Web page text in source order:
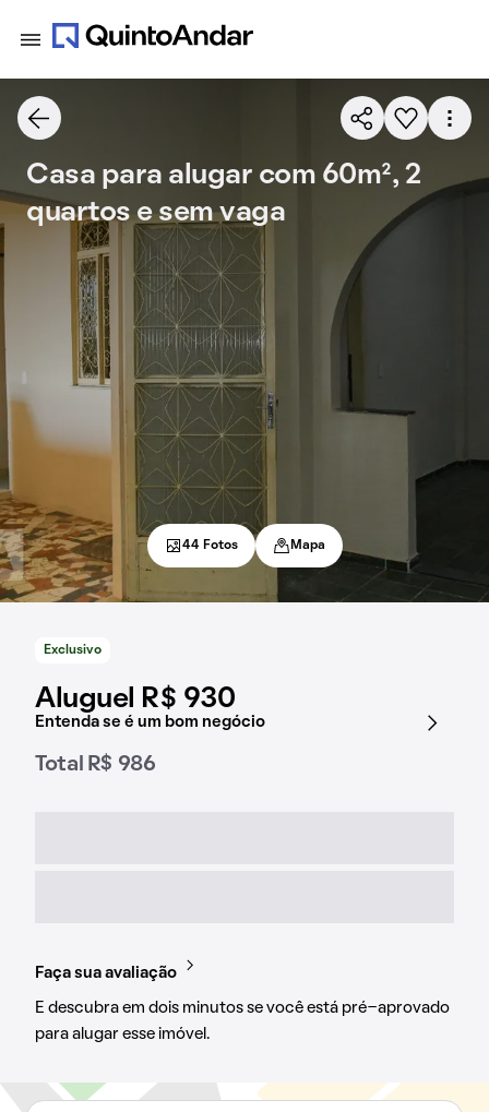
Exclusivo
Aluguel R$ 930
Entenda se é um bom negócio
Total R$ 986
Faça sua avaliação
E descubra em dois minutos se você está pré-aprovado
para alugar esse imóvel.
Casa para alugar com 60m², 2
quartos e sem vaga
44 Fotos Mapa